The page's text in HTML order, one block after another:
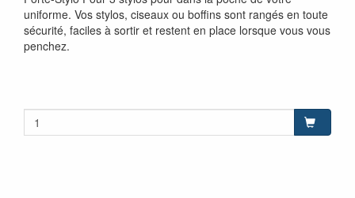
uniforme. Vos stylos, ciseaux ou boffins sont rangés en toute
sécurité, faciles à sortir et restent en place lorsque vous vous
penchez.